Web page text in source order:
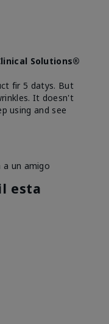
Solutions®
fir 5 datys. But
It doesn't
using and see
a un amigo
esta